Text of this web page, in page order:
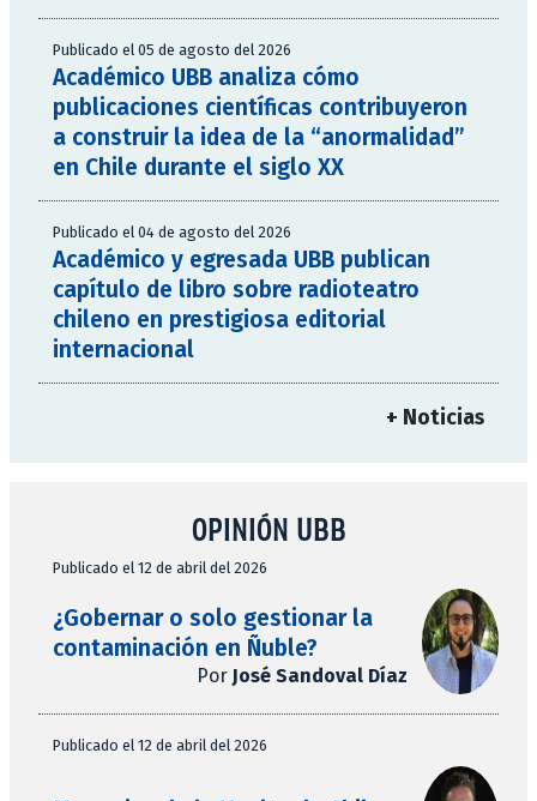
Publicado el 05 de agosto del 2026
Académico UBB analiza cómo
publicaciones científicas contribuyeron
a construir la idea de la “anormalidad”
en Chile durante el siglo XX
Publicado el 04 de agosto del 2026
Académico y egresada UBB publican
capítulo de libro sobre radioteatro
chileno en prestigiosa editorial
internacional
+ Noticias
OPINIÓN UBB
Publicado el 12 de abril del 2026
¿Gobernar o solo gestionar la
contaminación en Ñuble?
Por José Sandoval Díaz
Publicado el 12 de abril del 2026